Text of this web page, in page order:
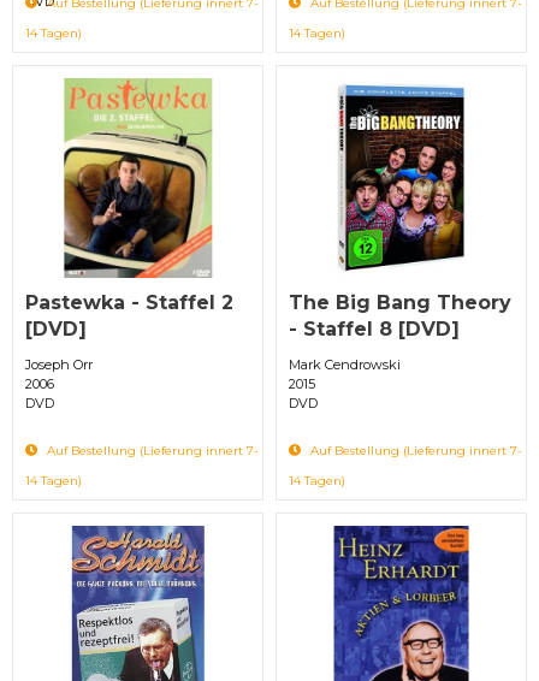
Auf Bestellung (Lieferung innert 7-
14 Tagen)
Auf Bestellung (Lieferung innert 7-
14 Tagen)
Pastewka - Staffel 2
[DVD]
Joseph Orr
2006
DVD
Auf Bestellung (Lieferung innert 7-
14 Tagen)
The Big Bang Theory
- Staffel 8 [DVD]
Mark Cendrowski
2015
DVD
Auf Bestellung (Lieferung innert 7-
14 Tagen)